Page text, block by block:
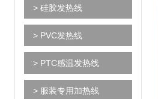
> 硅胶发热线
> PVC发热线
> PTC感温发热线
> 服装专用加热线